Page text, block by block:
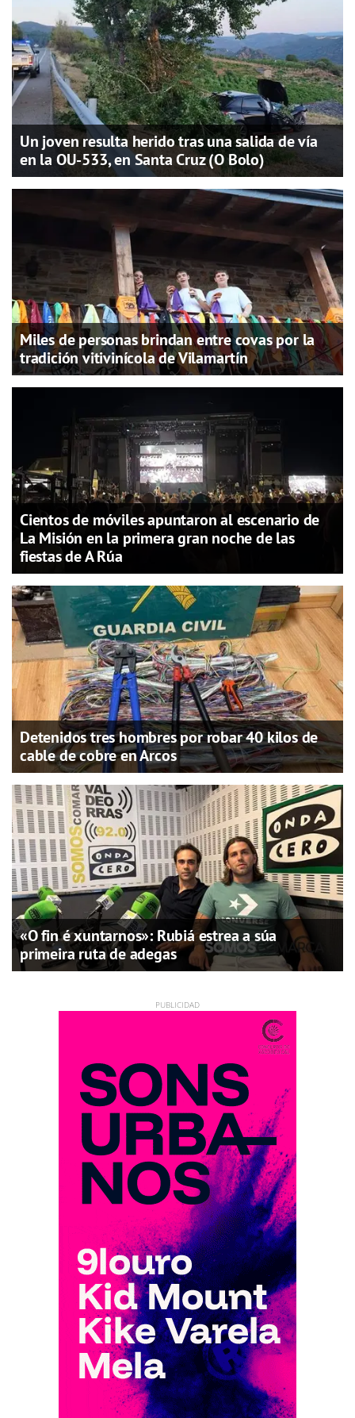
Un joven resulta herido tras una salida de vía
en la OU-533, en Santa Cruz (O Bolo)
Miles de personas brindan entre covas por la
tradición vitivinícola de Vilamartín
Cientos de móviles apuntaron al escenario de
La Misión en la primera gran noche de las
fiestas de A Rúa
Detenidos tres hombres por robar 40 kilos de
cable de cobre en Arcos
«O fin é xuntarnos»: Rubiá estrea a súa
primeira ruta de adegas